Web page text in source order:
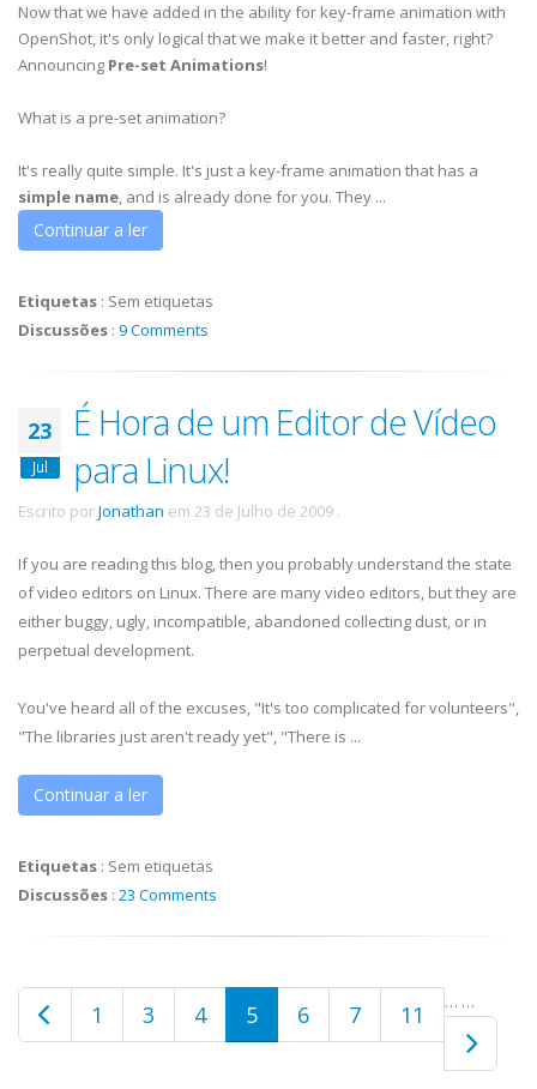
Now that we have added in the ability for key-frame animation with
OpenShot, it's only logical that we make it better and faster, right?
Announcing Pre-set Animations!
What is a pre-set animation?
It's really quite simple. It's just a key-frame animation that has a
simple name, and is already done for you. They ...
Continuar a ler
Etiquetas : Sem etiquetas
Discussões : 9 Comments
23
Jul
É Hora de um Editor de Vídeo
para Linux!
Escrito porJonathan em 23 de Julho de 2009 .
If you are reading this blog, then you probably understand the state
of video editors on Linux. There are many video editors, but they are
either buggy, ugly, incompatible, abandoned collecting dust, or in
perpetual development.
You've heard all of the excuses, "It's too complicated for volunteers",
"The libraries just aren't ready yet", "There is ...
Continuar a ler
Etiquetas : Sem etiquetas
Discussões : 23 Comments
1 …
3 4 5 6 7 …
11